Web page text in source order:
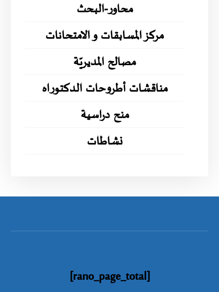
محاور-البحث
مركز المسابقات و الامتحانات
مصالح المديريّة
مناقشات أطروحات الدكتوراه
منح دراسية
نشاطات
[rano_page_total]